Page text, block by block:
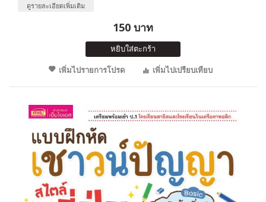
ดูรายละเอียดเพิ่มเติม
150 บาท
หยิบใส่ตะกร้า
เพิ่มไปรายการโปรด
เพิ่มไปเปรียบเทียบ